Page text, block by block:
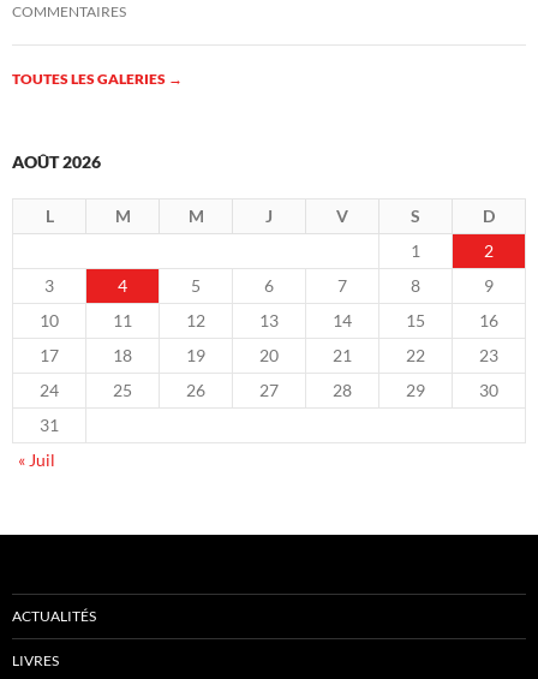
COMMENTAIRES
TOUTES LES GALERIES →
AOÛT 2026
L M M J V S
D
1
2
3
4 5 6 7 8
9
10
11 12 13 14 15
16
17
18 19 20 21 22
23
24
25 26 27 28 29
30
31
« Juil
ACTUALITÉS
LIVRES